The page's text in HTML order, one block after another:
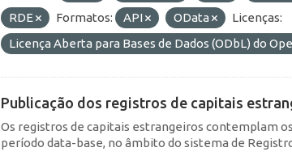
RDE
Formatos: API OData
Licenças:
Licença Aberta para Bases de Dados (ODbL) do
Publicação dos registros de capitais
Os registros de capitais estrangeiros contemplam
período data-base, no âmbito do sistema de